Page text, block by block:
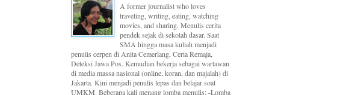
A former journalist who loves
traveling, writing, eating, watching
movies, and sharing. Menulis cerita
pendek sejak di sekolah dasar. Saat
SMA hingga masa kuliah menjadi
penulis cerpen di Anita Cemerlang, Ceria Remaja,
Deteksi Jawa Pos. Kemudian bekerja sebagai wartawan
di media massa nasional (online, koran, dan majalah) di
Jakarta. Kini menjadi penulis lepas dan belajar soal
UMKM. Beberapa kali menang lomba menulis: -Lomba